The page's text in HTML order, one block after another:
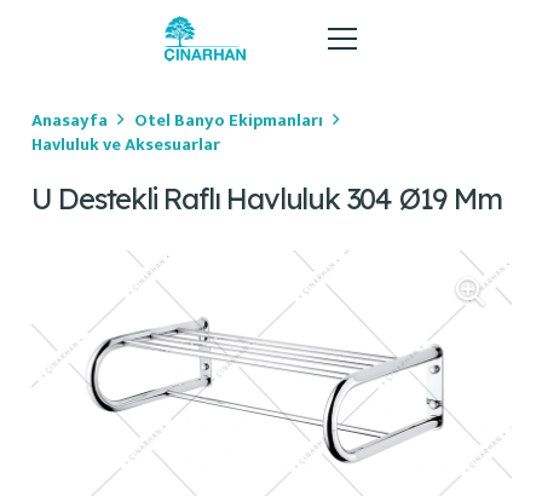
Anasayfa
Otel Banyo Ekipmanları
Havluluk ve Aksesuarlar
U Destekli Raflı Havluluk 304 Ø19 Mm